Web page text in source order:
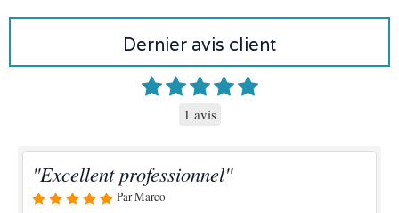
Dernier avis client
1 avis
"Excellent professionnel"
Par Marco